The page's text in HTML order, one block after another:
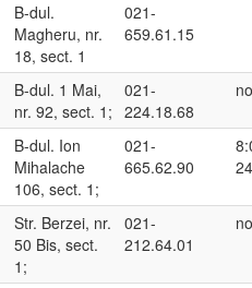
B-dul.
Magheru, nr.
18, sect. 1
021-
659.61.15
B-dul. 1 Mai,
nr. 92, sect. 1;
021-
224.18.68
B-dul. Ion
Mihalache
106, sect. 1;
021-
665.62.90
Str. Berzei, nr.
50 Bis, sect.
1;
021-
212.64.01